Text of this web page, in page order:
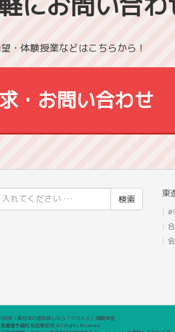
・体験授業などはこちらから！
・お問い合わせ
東
将来！高校生の進路探しなら「ウカルメ」 掲載教室
衛星予備校 松任駅前校 All Rights Reserved.